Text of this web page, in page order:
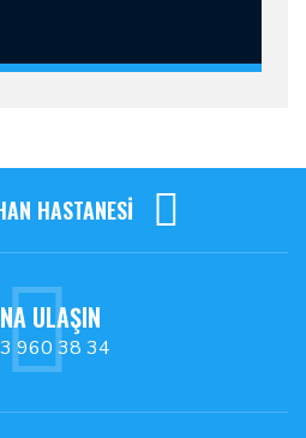
HASTANESİ
ULAŞIN
960 38 34